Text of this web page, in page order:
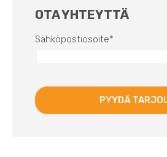
OTA YHTEYTTÄ
Sähköpostiosoite*